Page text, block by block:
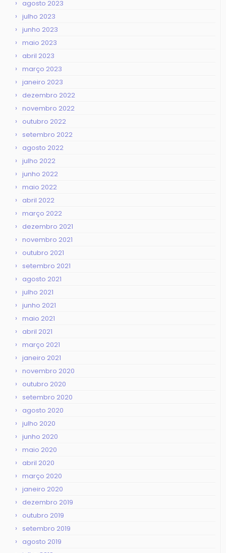
agosto 2023
julho 2023
junho 2023
maio 2023
abril 2023
março 2023
janeiro 2023
dezembro 2022
novembro 2022
outubro 2022
setembro 2022
agosto 2022
julho 2022
junho 2022
maio 2022
abril 2022
março 2022
dezembro 2021
novembro 2021
outubro 2021
setembro 2021
agosto 2021
julho 2021
junho 2021
maio 2021
abril 2021
março 2021
janeiro 2021
novembro 2020
outubro 2020
setembro 2020
agosto 2020
julho 2020
junho 2020
maio 2020
abril 2020
março 2020
janeiro 2020
dezembro 2019
outubro 2019
setembro 2019
agosto 2019